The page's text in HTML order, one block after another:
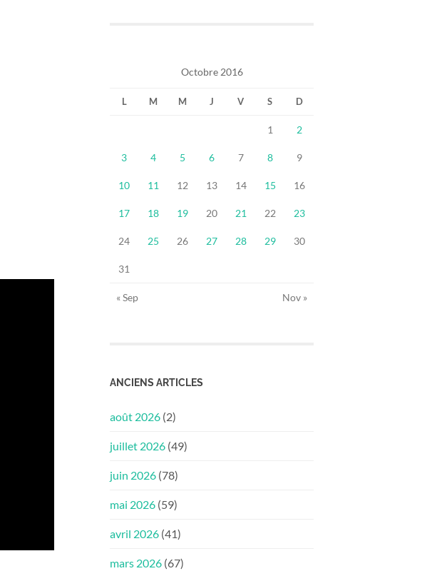
Octobre 2016
L M M J V S D
1 2
3 4 5 6 7 8 9
10 11 12 13 14 15 16
17 18 19 20 21 22 23
24 25 26 27 28 29 30
31
« Sep Nov »
ANCIENS ARTICLES
août 2026 (2)
juillet 2026 (49)
juin 2026 (78)
mai 2026 (59)
avril 2026 (41)
mars 2026 (67)